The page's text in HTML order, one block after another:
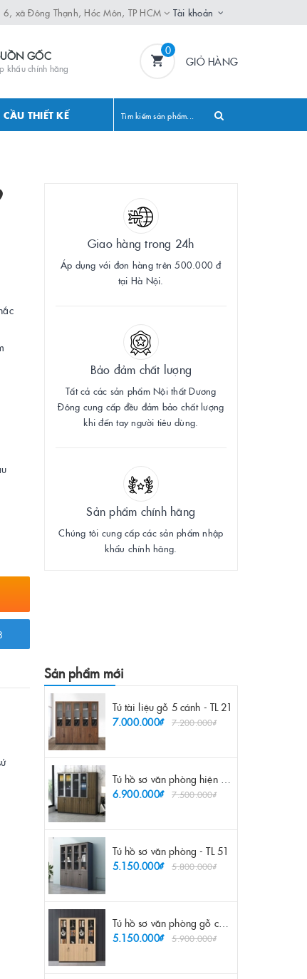
xã Đông Thạnh, Hóc Môn, TP HCM Tài khoản
GỐC
khẩu chính hãng
0
GIỎ HÀNG
CẦU THIẾT KẾ
Giao hàng trong 24h
Áp dụng với đơn hàng trên 500.000 đ
tại Hà Nội.
Bảo đảm chất lượng
Tất cả các sản phẩm Nội thất Dương
Đông cung cấp đều đảm bảo chất lượng
khi đến tay người tiêu dùng.
Sản phẩm chính hãng
Chúng tôi cung cấp các sản phẩm nhập
khẩu chính hãng.
Sản phẩm mới
Tủ tài liệu gỗ 5 cánh - TL 21
7.000.000₫
7.200.000₫
6.900.000₫
7.500.000₫
Tủ hồ sơ văn phòng - TL 51
5.150.000₫
5.800.000₫
Tủ hồ sơ văn phòng gỗ công nghiệp - TL 52
5.150.000₫
5.900.000₫